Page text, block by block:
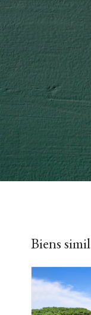
Biens